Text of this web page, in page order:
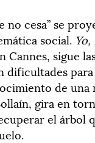
no cesa” se
social.
Cannes, sigue
dificultades
de una
gira en
el árbol